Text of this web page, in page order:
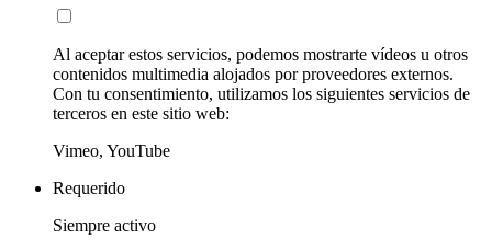
Al aceptar estos servicios, podemos mostrarte vídeos u otros
contenidos multimedia alojados por proveedores externos.
Con tu consentimiento, utilizamos los siguientes servicios de
terceros en este sitio web:
Vimeo, YouTube
Requerido
Siempre activo